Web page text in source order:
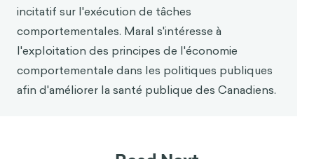
incitatif sur l'exécution de tâches
comportementales. Maral s'intéresse à
l'exploitation des principes de l'économie
comportementale dans les politiques publiques
afin d'améliorer la santé publique des Canadiens.